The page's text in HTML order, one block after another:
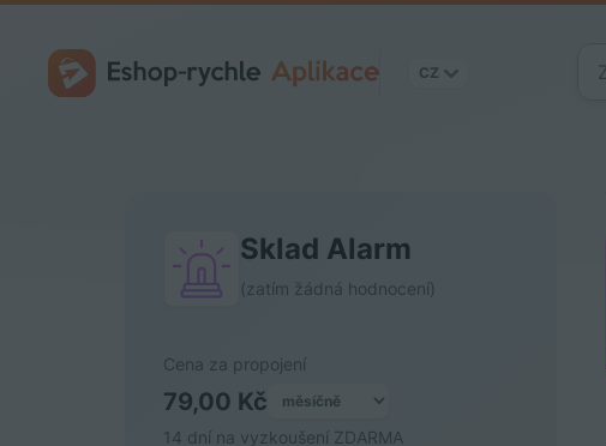
CZ
Sklad Alarm
(zatím žádná hodnocení)
Cena za propojení
79,00 Kč
14 dní na vyzkoušení ZDARMA